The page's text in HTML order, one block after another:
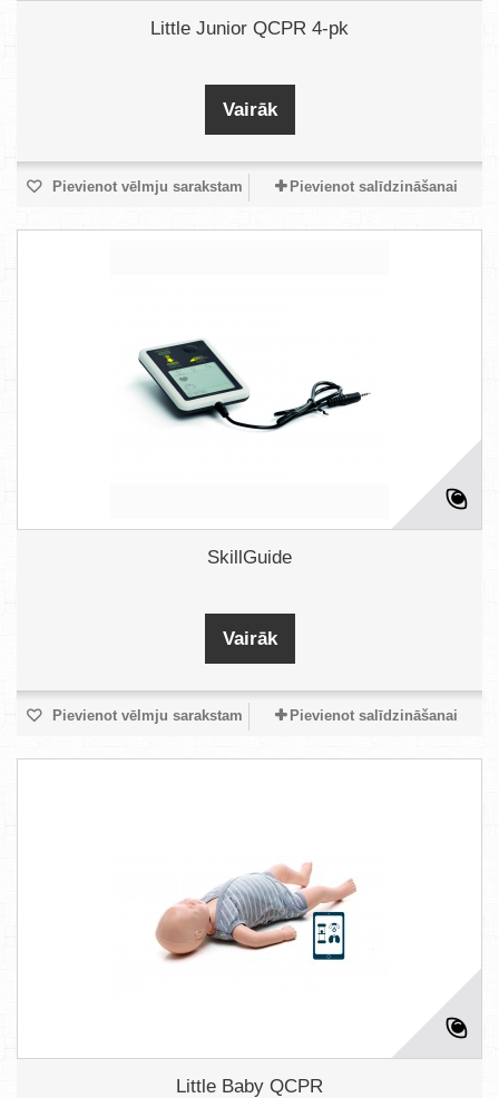
Little Junior QCPR 4-pk
Vairāk
Pievienot vēlmju sarakstam Pievienot salīdzināšanai
SkillGuide
Vairāk
Pievienot vēlmju sarakstam Pievienot salīdzināšanai
Little Baby QCPR